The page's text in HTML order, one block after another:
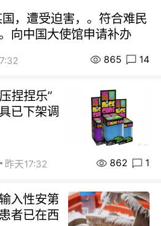
，遭受迫害，。符合难民
向中国大使馆申请补办
865 14
捏捏乐”
已下架调
昨天17:32 862 1
入性安第
者已在西